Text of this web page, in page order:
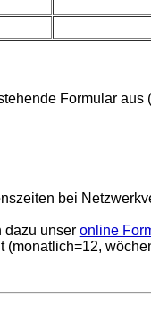
Formular aus
bei
dazu unser online
(monatlich=12,